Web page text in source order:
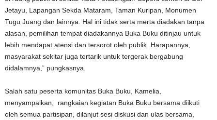
Jetayu, Lapangan Sekda Mataram, Taman Kuripan, Monumen
Tugu Juang dan lainnya. Hal ini tidak serta merta diadakan tanpa
alasan, pemilihan tempat diadakannya Buka Buku ditinjau untuk
lebih mendapat atensi dan tersorot oleh publik. Harapannya,
masyarakat sekitar juga tertarik untuk tergerak bergabung
didalamnya,” pungkasnya.
Salah satu peserta komunitas Buka Buku, Kamelia,
menyampaikan, rangkaian kegiatan Buka Buku bersama diikuti
oleh semua partisipan, dilanjut sesi diskusi dan ulas bersama,